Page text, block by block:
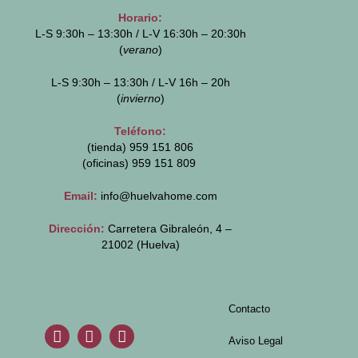
Horario:
L-S 9:30h – 13:30h / L-V 16:30h – 20:30h
(verano)
L-S 9:30h – 13:30h / L-V 16h – 20h
(invierno)
Teléfono:
(tienda) 959 151 806
(oficinas) 959 151 809
Email: info@huelvahome.com
Dirección: Carretera Gibraleón, 4 –
21002 (Huelva)
Contacto
Aviso Legal